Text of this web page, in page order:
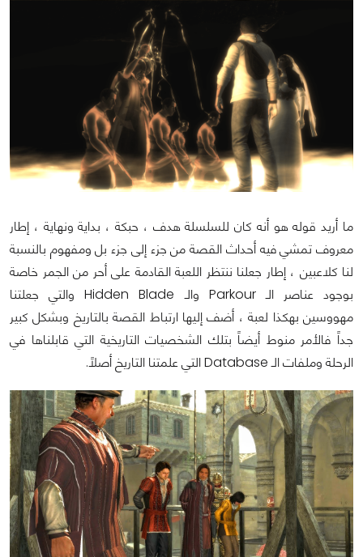
ما أريد قوله هو أنه كان للسلسلة هدف ، حبكة ، بداية ونهاية ، إطار
معروف تمشي فيه أحداث القصة من جزء إلى جزء بل ومفهوم بالنسبة
لنا كلاعبين ، إطار جعلنا ننتظر اللعبة القادمة على أحر من الجمر خاصة
بوجود عناصر الـ Parkour والـ Hidden Blade والتي جعلتنا
مهووسين بهكذا لعبة ، أضف إليها ارتباط القصة بالتاريخ وبشكل كبير
جداً فالأمر منوط أيضاً بتلك الشخصيات التاريخية التي قابلناها في
الرحلة وملفات الـ Database التي علمتنا التاريخ أصلاً.